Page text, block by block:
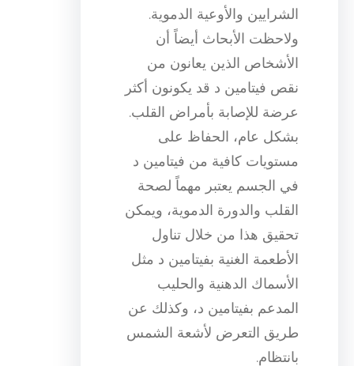
الشرايين والأوعية الدموية.
ولاحظت الأبحاث أيضاً أن
الأشخاص الذين يعانون من
نقص فيتامين د قد يكونون أكثر
عرضة للإصابة بأمراض القلب.
بشكل عام، الحفاظ على
مستويات كافية من فيتامين د
في الجسم يعتبر مهماً لصحة
القلب والدورة الدموية، ويمكن
تحقيق هذا من خلال تناول
الأطعمة الغنية بفيتامين د مثل
الأسماك الدهنية والحليب
المدعم بفيتامين د، وكذلك عن
طريق التعرض لأشعة الشمس
بانتظام.